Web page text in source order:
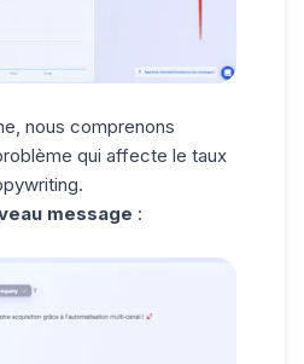
nous comprenons
qui affecte le taux
message :